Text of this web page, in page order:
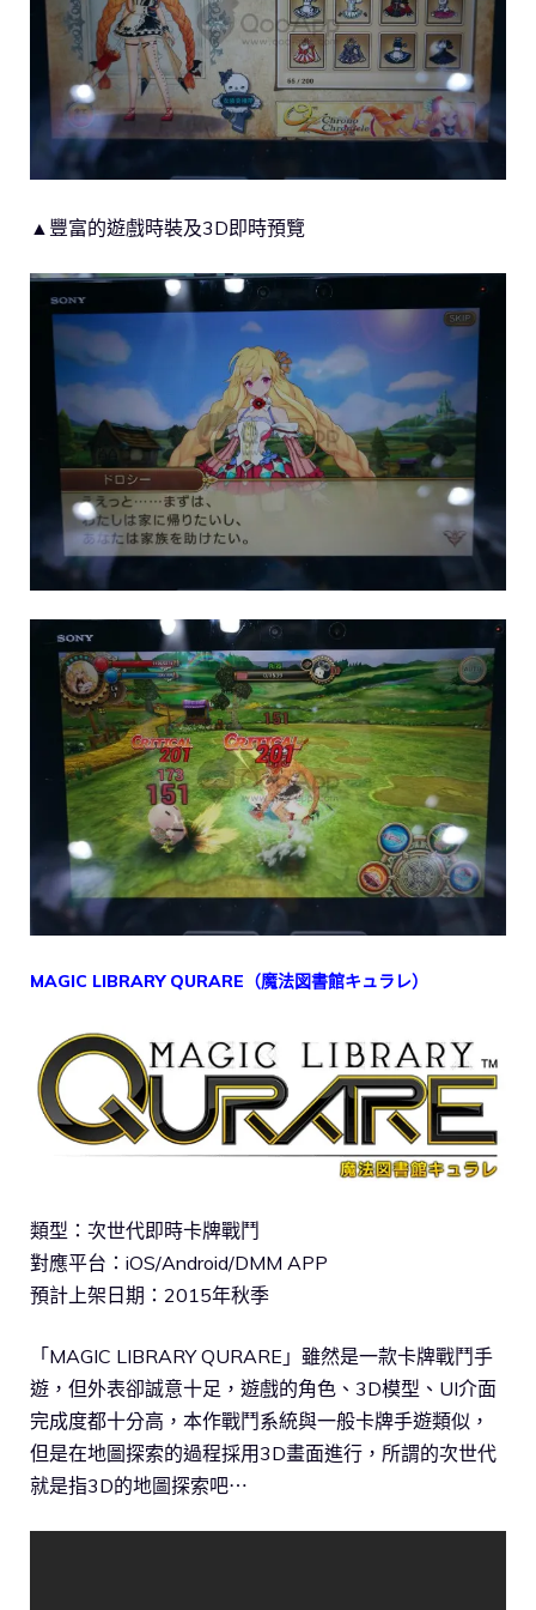
▲豐富的遊戲時裝及3D即時預覽
MAGIC LIBRARY QURARE（魔法図書館キュラレ）
類型：次世代即時卡牌戰鬥
對應平台：iOS/Android/DMM APP
預計上架日期：2015年秋季
「MAGIC LIBRARY QURARE」雖然是一款卡牌戰鬥手
遊，但外表卻誠意十足，遊戲的角色、3D模型、UI介面
完成度都十分高，本作戰鬥系統與一般卡牌手遊類似，
但是在地圖探索的過程採用3D畫面進行，所謂的次世代
就是指3D的地圖探索吧⋯